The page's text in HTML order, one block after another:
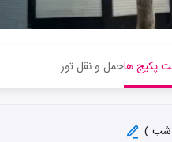
پکیج هاحمل و نقل تور